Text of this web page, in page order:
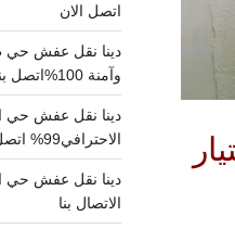
اتصل الان
دينا نقل عفش حي
وآمنة 100%اتصل بنا الان
دينا نقل عفش حي
الاحترافي99% اتصل بنا الان
الاتصال بنا